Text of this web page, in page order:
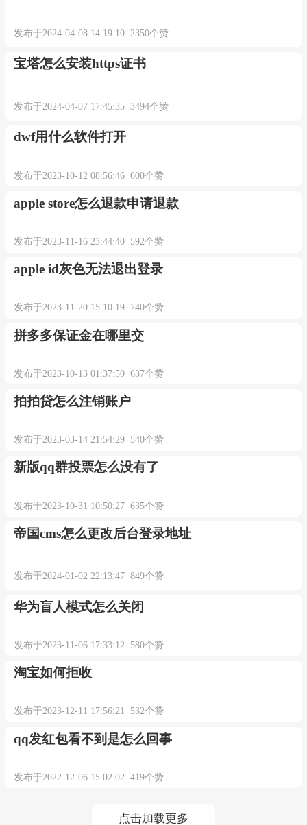
发布于2024-04-08 14:19:10 2350个赞
宝塔怎么安装https证书
发布于2024-04-07 17:45:35 3494个赞
dwf用什么软件打开
发布于2023-10-12 08:56:46 600个赞
apple store怎么退款申请退款
发布于2023-11-16 23:44:40 592个赞
apple id灰色无法退出登录
发布于2023-11-20 15:10:19 740个赞
拼多多保证金在哪里交
发布于2023-10-13 01:37:50 637个赞
拍拍贷怎么注销账户
发布于2023-03-14 21:54:29 540个赞
新版qq群投票怎么没有了
发布于2023-10-31 10:50:27 635个赞
帝国cms怎么更改后台登录地址
发布于2024-01-02 22:13:47 849个赞
华为盲人模式怎么关闭
发布于2023-11-06 17:33:12 580个赞
淘宝如何拒收
发布于2023-12-11 17:56:21 532个赞
qq发红包看不到是怎么回事
发布于2022-12-06 15:02:02 419个赞
点击加载更多